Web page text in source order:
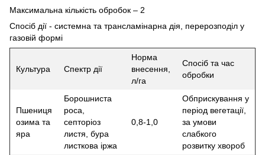
Максимальна кількість обробок – 2
Спосіб дії - системна та трансламінарна дія, перерозподіл у
газовій формі
Культура Спектр дії
Норма
внесення,
л/га
Спосіб та час
обробки
Пшениця
озима та
яра
Борошниста
роса,
септоріоз
листя, бура
листкова іржа
0,8-1,0
Обприскування у
період вегетації,
за умови
слабкого
розвитку хвороб